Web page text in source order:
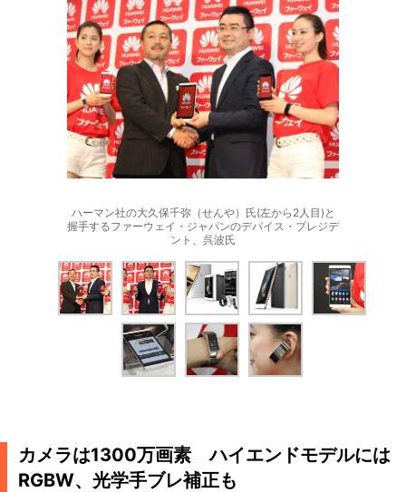
ハーマン社の大久保千弥（せんや）氏(左から2人目)と
握手するファーウェイ・ジャパンのデバイス・プレジデ
ント、呉波氏
カメラは1300万画素 ハイエンドモデルには
RGBW、光学手ブレ補正も